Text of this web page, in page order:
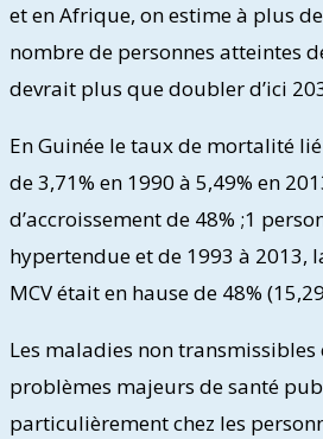
et en Afrique, on estime à plus
nombre de personnes atteintes
devrait plus que doubler d’ici
En Guinée le taux de mortalité
de 3,71% en 1990 à 5,49% en
d’accroissement de 48% ;1
hypertendue et de 1993 à 2013,
MCV était en hause de 48%
Les maladies non
problèmes majeurs de santé
particulièrement chez les